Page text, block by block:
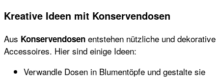
Kreative Ideen mit Konservendosen
Aus Konservendosen entstehen nützliche und dekorative
Accessoires. Hier sind einige Ideen:
Verwandle Dosen in Blumentöpfe und gestalte sie